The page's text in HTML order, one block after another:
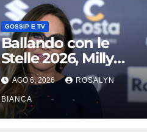
GOSSIP E TV
Ballando con le
Stelle 2026, Milly
Carlucci tenta il
doppio colpo: tra i
papabili Ornella Muti
e Monica Guerritore
AGO 6, 2026 ROSALYN
BIANCA